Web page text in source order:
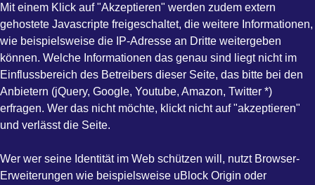
Mit einem Klick auf "Akzeptieren" werden zudem extern
gehostete Javascripte freigeschaltet, die weitere Informationen,
wie beispielsweise die IP-Adresse an Dritte weitergeben
können. Welche Informationen das genau sind liegt nicht im
Einflussbereich des Betreibers dieser Seite, das bitte bei den
Anbietern (jQuery, Google, Youtube, Amazon, Twitter *)
erfragen. Wer das nicht möchte, klickt nicht auf "akzeptieren"
und verlässt die Seite.
Wer wer seine Identität im Web schützen will, nutzt Browser-
Erweiterungen wie beispielsweise uBlock Origin oder